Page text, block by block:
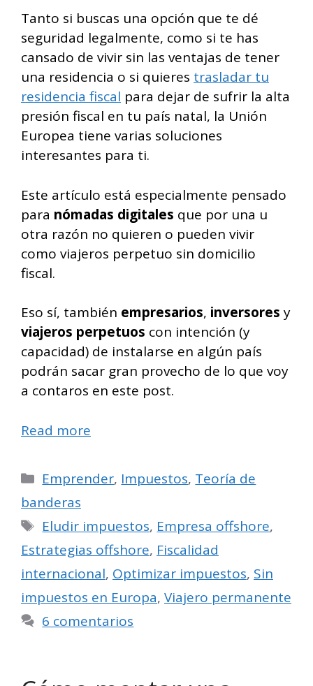
Tanto si buscas una opción que te dé
seguridad legalmente, como si te has
cansado de vivir sin las ventajas de tener
una residencia o si quieres trasladar tu
residencia fiscal para dejar de sufrir la alta
presión fiscal en tu país natal, la Unión
Europea tiene varias soluciones
interesantes para ti.
Este artículo está especialmente pensado
para nómadas digitales que por una u
otra razón no quieren o pueden vivir
como viajeros perpetuo sin domicilio
fiscal.
Eso sí, también empresarios, inversores y
viajeros perpetuos con intención (y
capacidad) de instalarse en algún país
podrán sacar gran provecho de lo que voy
a contaros en este post.
Read more
Categorías
Emprender, Impuestos, Teoría de
banderas
Etiquetas
Eludir impuestos, Empresa offshore,
Estrategias offshore, Fiscalidad
internacional, Optimizar impuestos, Sin
impuestos en Europa, Viajero permanente
6 comentarios